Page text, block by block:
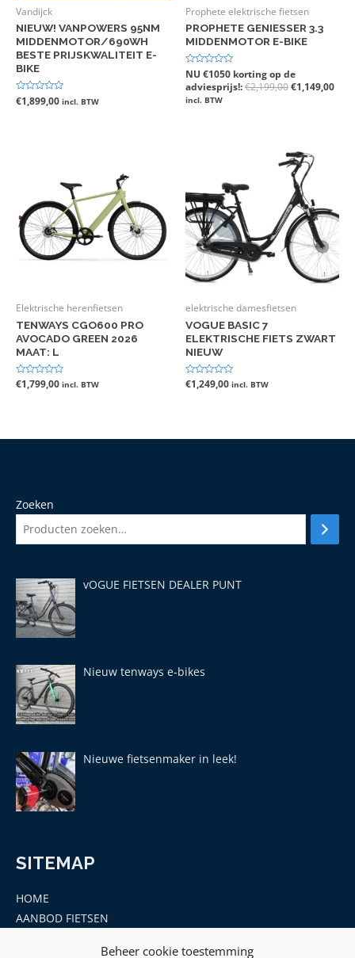
Beheer cookie toestemming
Vandijck
NIEUW! VANPOWERS 95NM
MIDDENMOTOR/690WH
BESTE PRIJSKWALITEIT E-
BIKE
Gewaardeerd
0
€1,899,00 incl. BTW
Prophete elektrische fietsen
PROPHETE GENIESSER 3.3
MIDDENMOTOR E-BIKE
Gewaardeerd
0
uit
5
NU €1050 korting op de
adviesprijs!:€2,199,00€1,149,00
incl. BTW
Elektrische herenfietsen
TENWAYS CGO600 PRO
AVOCADO GREEN 2026
MAAT: L
Gewaardeerd
€1,799,00 incl. BTW
elektrische damesfietsen
VOGUE BASIC 7
ELEKTRISCHE FIETS ZWART
NIEUW
Gewaardeerd
€1,249,00 incl. BTW
Zoeken
vOGUE FIETSEN DEALER PUNT
Nieuw tenways e-bikes
Nieuwe fietsenmaker in leek!
SITEMAP
HOME
AANBOD FIETSEN